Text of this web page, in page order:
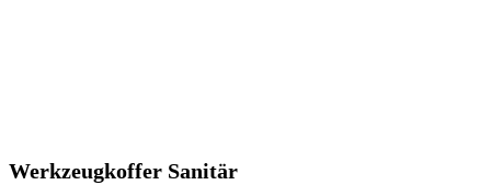
Werkzeugkoffer Sanitär